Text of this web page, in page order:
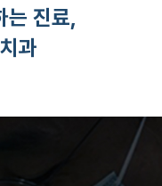
는 진료,
과